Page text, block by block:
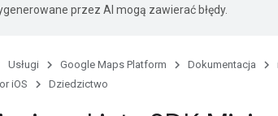
przez AI mogą zawierać błędy.
Usługi Google Maps Platform Dokumentacja
iOS
Dziedzictwo